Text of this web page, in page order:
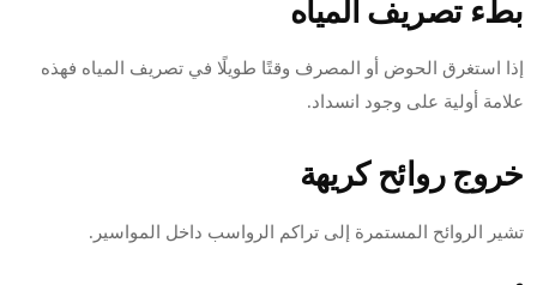
بطء تصريف المياه
إذا استغرق الحوض أو المصرف وقتًا طويلًا في تصريف المياه فهذه
علامة أولية على وجود انسداد.
خروج روائح كريهة
تشير الروائح المستمرة إلى تراكم الرواسب داخل المواسير.